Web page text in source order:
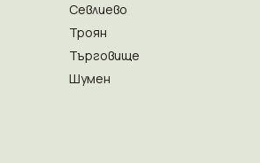
Севлиево
Троян
Търговище
Шумен